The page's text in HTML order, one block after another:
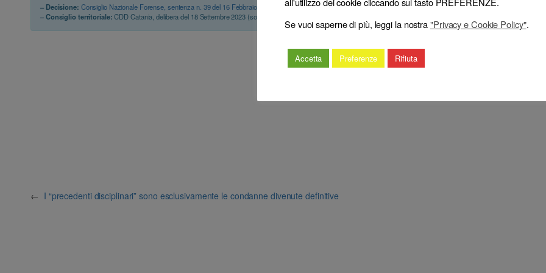
– Decisione: Consiglio Nazionale Forense, sentenza n. 39 del 16 Febbraio 2026
(respinge) (censura)
– Consiglio territoriale:CDD Catania, delibera del 18 Settembre 2023 (sospensione)
← I “precedenti disciplinari” sono esclusivamente le condanne divenute definitive
Se vuoi saperne di più, leggi la nostra"Privacy e Cookie Policy".
Accetta Preferenze Rifiuta